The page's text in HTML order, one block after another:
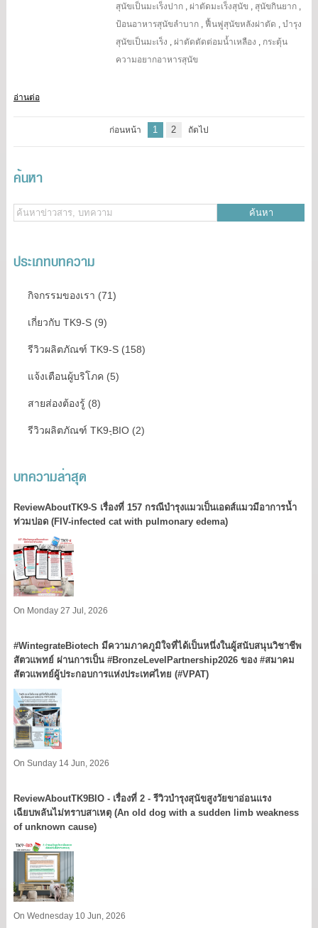
สุนัขเป็นมะเร็งปาก ,ผ่าตัดมะเร็งสุนัข , สุนัขกินยาก ,
ป้อนอาหารสุนัขลำบาก ,ฟื้นฟูสุนัขหลังผ่าตัด ,บำรุง
สุนัขเป็นมะเร็ง ,ผ่าตัดตัดต่อมน้ำเหลือง , กระตุ้น
ความอยากอาหารสุนัข
อ่านต่อ
ก่อนหน้า 1 2 ถัดไป
ค้นหา
ค้นหา
ประเภทบทความ
กิจกรรมของเรา (71)
เกี่ยวกับ TK9-S (9)
รีวิวผลิตภัณฑ์ TK9-S (158)
แจ้งเตือนผู้บริโภค (5)
สายส่องต้องรู้ (8)
รีวิวผลิตภัณฑ์ TK9-ฺBIO (2)
บทความล่าสุด
ReviewAboutTK9-S เรื่องที่ 157 กรณีบำรุงแมวเป็นเอดส์แมวมีอาการน้ำ
ท่วมปอด (FIV-infected cat with pulmonary edema)
On Monday 27 Jul, 2026
#WintegrateBiotech มีความภาคภูมิใจที่ได้เป็นหนึ่งในผู้สนับสนุนวิชาชีพ
สัตวแพทย์ ผ่านการเป็น #BronzeLevelPartnership2026 ของ #สมาคม
สัตวแพทย์ผู้ประกอบการแห่งประเทศไทย (#VPAT)
On Sunday 14 Jun, 2026
ReviewAboutTK9BIO - เรื่องที่ 2 - รีวิวบำรุงสุนัขสูงวัยขาอ่อนแรง
เฉียบพลันไม่ทราบสาเหตุ (An old dog with a sudden limb weakness
of unknown cause)
On Wednesday 10 Jun, 2026